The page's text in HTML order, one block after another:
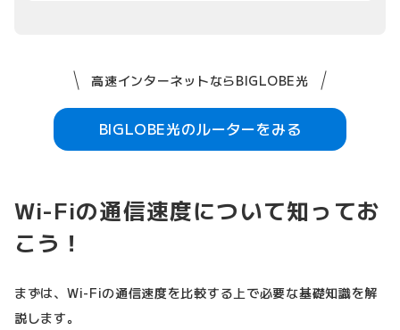
高速インターネットならBIGLOBE光
BIGLOBE光のルーターをみる
Wi-Fiの通信速度について知ってお
こう！
まずは、Wi-Fiの通信速度を比較する上で必要な基礎知識を解
説します。